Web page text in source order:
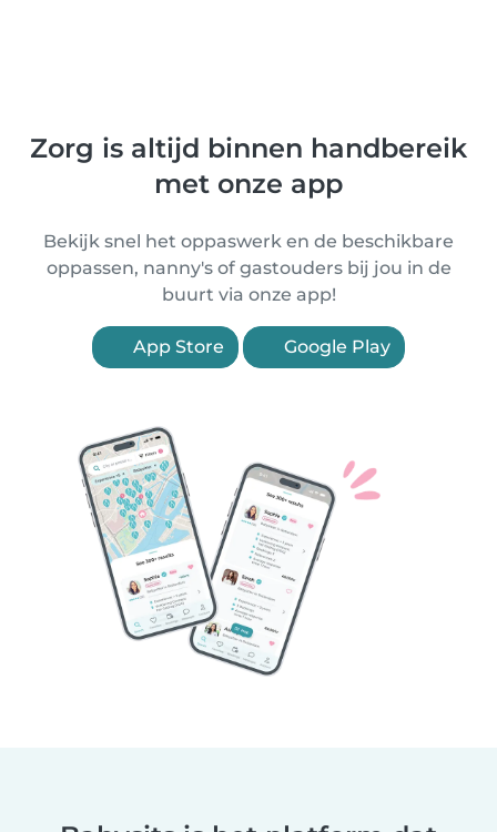
Zorg is altijd binnen handbereik
met onze app
Bekijk snel het oppaswerk en de beschikbare
oppassen, nanny's of gastouders bij jou in de
buurt via onze app!
App Store Google Play